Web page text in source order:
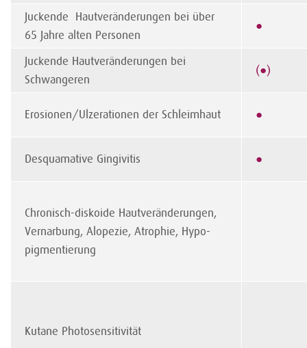
Juckende Hautveränderungen bei über
65 Jahre alten Personen
●
Juckende Hautveränderungen bei
Schwangeren
(●)
Erosionen/Ulzerationen der Schleimhaut ●
Desquamative Gingivitis ●
Chronisch-diskoide Hautveränderungen,
Vernarbung, Alopezie, Atrophie, Hypo-
pigmentierung
Kutane Photosensitivität